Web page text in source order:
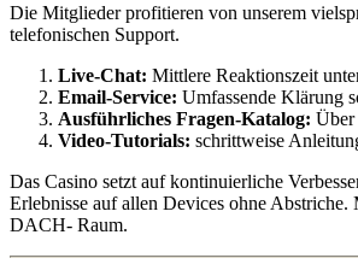
Die Mitglieder profitieren von unserem
telefonischen Support.
Live-Chat: Mittlere Reaktionszeit
Email-Service: Umfassende Klärung
Ausführliches Fragen-Katalog: Über
Video-Tutorials: schrittweise
Das Casino setzt auf kontinuierliche
Erlebnisse auf allen Devices ohne
DACH- Raum.